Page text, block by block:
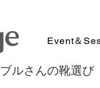
Event＆
ルさんの靴